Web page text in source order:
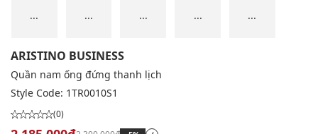
... ... ... ... ...
ARISTINO BUSINESS
Quần nam ống đứng thanh lịch
Style Code: 1TR0010S1
(0)